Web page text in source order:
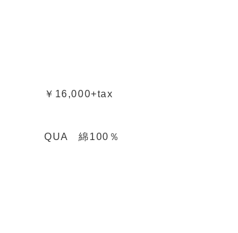
￥16,000+tax
QUA 綿100％